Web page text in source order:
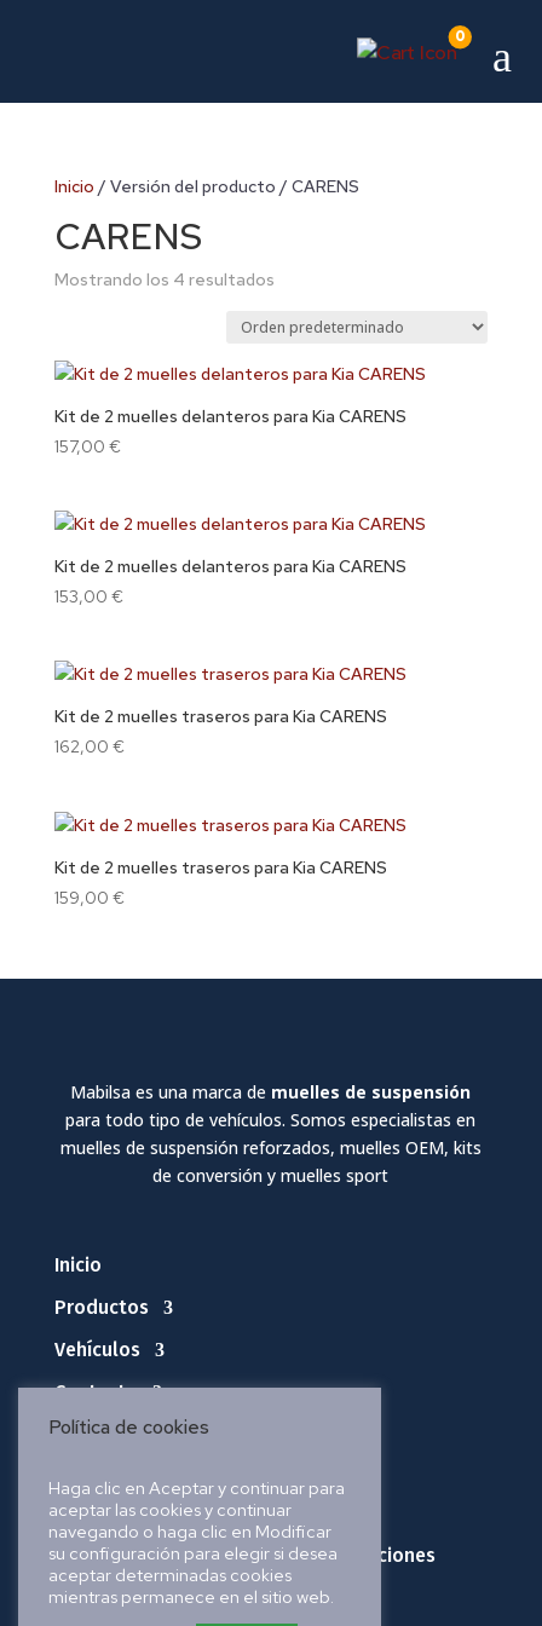
0 a
Inicio / Versión del producto / CARENS
CARENS
Mostrando los 4 resultados
Kit de 2 muelles delanteros para Kia CARENS
157,00 €
Kit de 2 muelles delanteros para Kia CARENS
153,00 €
Kit de 2 muelles traseros para Kia CARENS
162,00 €
Kit de 2 muelles traseros para Kia CARENS
159,00 €
Mabilsa es una marca de muelles de suspensión
para todo tipo de vehículos. Somos especialistas en
muelles de suspensión reforzados, muelles OEM, kits
de conversión y muelles sport
Inicio
Productos
Vehículos
Contacto
Política de cookies
Política de envíos, pedidos y devoluciones
Aviso legal
Política de cookies
Haga clic en Aceptar y continuar para
aceptar las cookies y continuar
navegando o haga clic en Modificar
su configuración para elegir si desea
aceptar determinadas cookies
mientras permanece en el sitio web.